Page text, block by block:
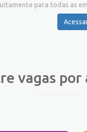
para todas as
vagas por